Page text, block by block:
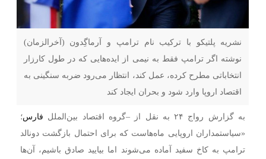
نشریه پلتیکو با ترکیب نام ترامپ و آرماگِدون (آخرالزمان)
نوشته اگر ترامپ فقط به نیمی از ایده‌هایی که در طول کارزار
انتخاباتی مطرح کرده، عمل کند، انتظار می‌رود ضربه سنگینی به
اقتصاد اروپا وارد شود و بحران ایجاد کند
به گزارش رواج ۲۴ به نقل از – گروه اقتصاد بین‌الملل فارس؛
«سیاستمداران اروپایی ماه‌هاست که برای احتمال بازگشت دونالد
ترامپ به کاخ سفید آماده می‌شوند اما بیایید صادق باشیم، آن‌ها